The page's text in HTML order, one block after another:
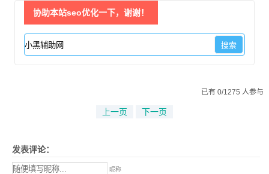
协助本站seo优化一下，谢谢！
已有 0/1275 人参与
上一页 下一页
发表评论：
昵称